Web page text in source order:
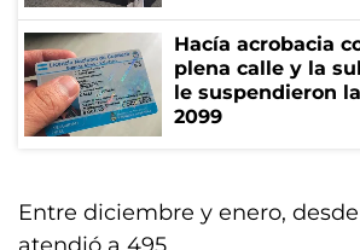
Hacía acrobacia
plena calle y la
le suspendieron
2099
Entre diciembre y enero,